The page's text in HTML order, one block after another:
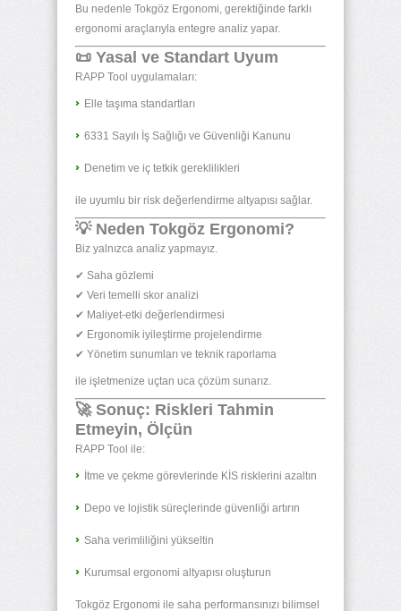
Bu nedenle Tokgöz Ergonomi, gerektiğinde farklı
ergonomi araçlarıyla entegre analiz yapar.
📜 Yasal ve Standart Uyum
RAPP Tool uygulamaları:
Elle taşıma standartları
6331 Sayılı İş Sağlığı ve Güvenliği Kanunu
Denetim ve iç tetkik gereklilikleri
ile uyumlu bir risk değerlendirme altyapısı sağlar.
💡 Neden Tokgöz Ergonomi?
Biz yalnızca analiz yapmayız.
✔ Saha gözlemi
✔ Veri temelli skor analizi
✔ Maliyet-etki değerlendirmesi
✔ Ergonomik iyileştirme projelendirme
✔ Yönetim sunumları ve teknik raporlama
ile işletmenize uçtan uca çözüm sunarız.
🚀 Sonuç: Riskleri Tahmin
Etmeyin, Ölçün
RAPP Tool ile:
İtme ve çekme görevlerinde KİS risklerini azaltın
Depo ve lojistik süreçlerinde güvenliği artırın
Saha verimliliğini yükseltin
Kurumsal ergonomi altyapısı oluşturun
Tokgöz Ergonomi ile saha performansınızı bilimsel